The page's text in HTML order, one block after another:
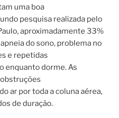
uma boa
pesquisa realizada pelo
aproximadamente 33%
do sono, problema no
e repetidas
enquanto dorme. As
ar por toda a coluna aérea,
de duração.